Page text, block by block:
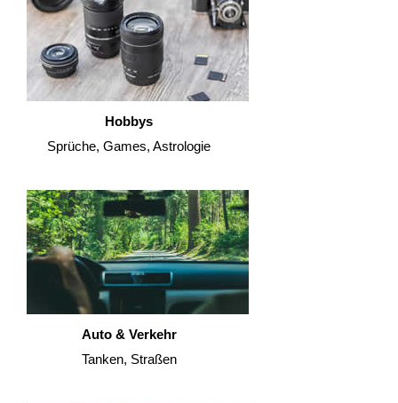
Hobbys
Sprüche, Games, Astrologie
Auto & Verkehr
Tanken, Straßen